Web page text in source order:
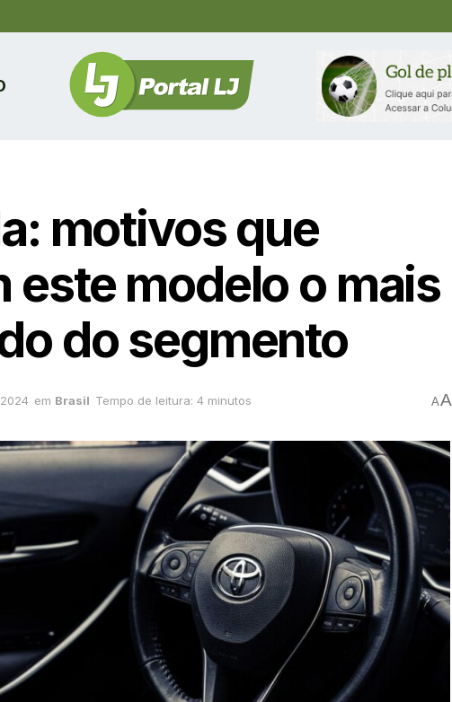
motivos que
este modelo o mais
do segmento
em Brasil Tempo de leitura: 4 minutos AA